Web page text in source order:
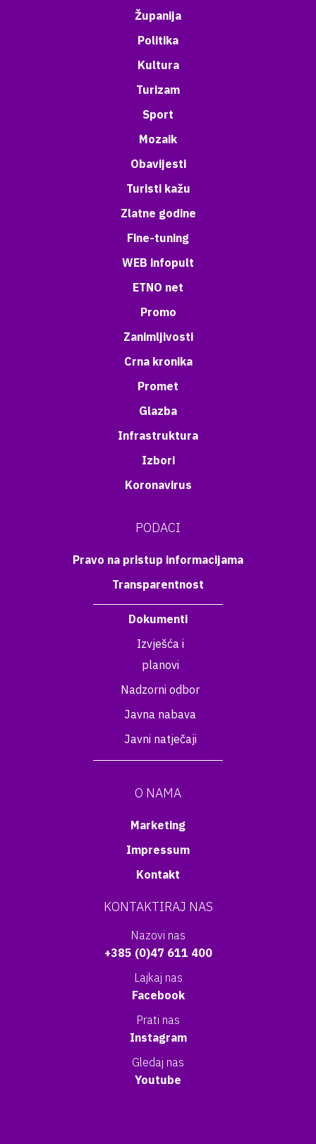
Županija
Politika
Kultura
Turizam
Sport
Mozaik
Obavijesti
Turisti kažu
Zlatne godine
Fine-tuning
WEB infopult
ETNO net
Promo
Zanimljivosti
Crna kronika
Promet
Glazba
Infrastruktura
Izbori
Koronavirus
PODACI
Pravo na pristup informacijama
Transparentnost
Dokumenti
Izvješća i
planovi
Nadzorni odbor
Javna nabava
Javni natječaji
O NAMA
Marketing
Impressum
Kontakt
KONTAKTIRAJ NAS
Nazovi nas
+385 (0)47 611 400
Lajkaj nas
Facebook
Prati nas
Instagram
Gledaj nas
Youtube